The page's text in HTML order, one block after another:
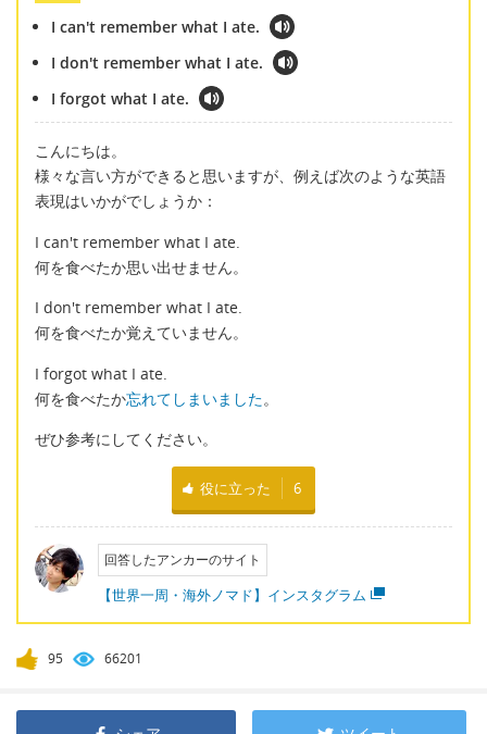
I can't remember what I ate.
I don't remember what I ate.
I forgot what I ate.
こんにちは。
様々な言い方ができると思いますが、例えば次のような英語
表現はいかがでしょうか：
I can't remember what I ate.
何を食べたか思い出せません。
I don't remember what I ate.
何を食べたか覚えていません。
I forgot what I ate.
何を食べたか忘れてしまいました。
ぜひ参考にしてください。
役に立った 6
回答したアンカーのサイト
【世界一周・海外ノマド】インスタグラム
95 66201